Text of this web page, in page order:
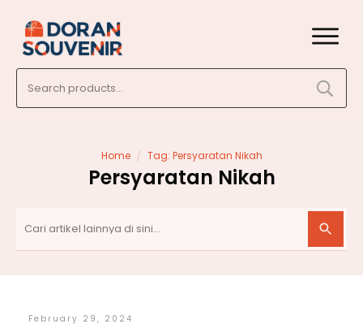
for:
Home / Tag: Persyaratan Nikah
Persyaratan Nikah
February 29, 2024